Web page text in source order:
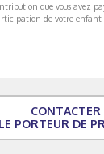
que vous avez
de votre enfant
CONTACTER
LE PORTEUR DE